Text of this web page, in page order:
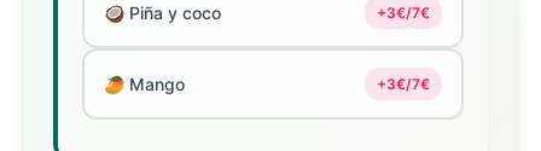
🥥 Piña y coco +3€/7€
🥭 Mango +3€/7€